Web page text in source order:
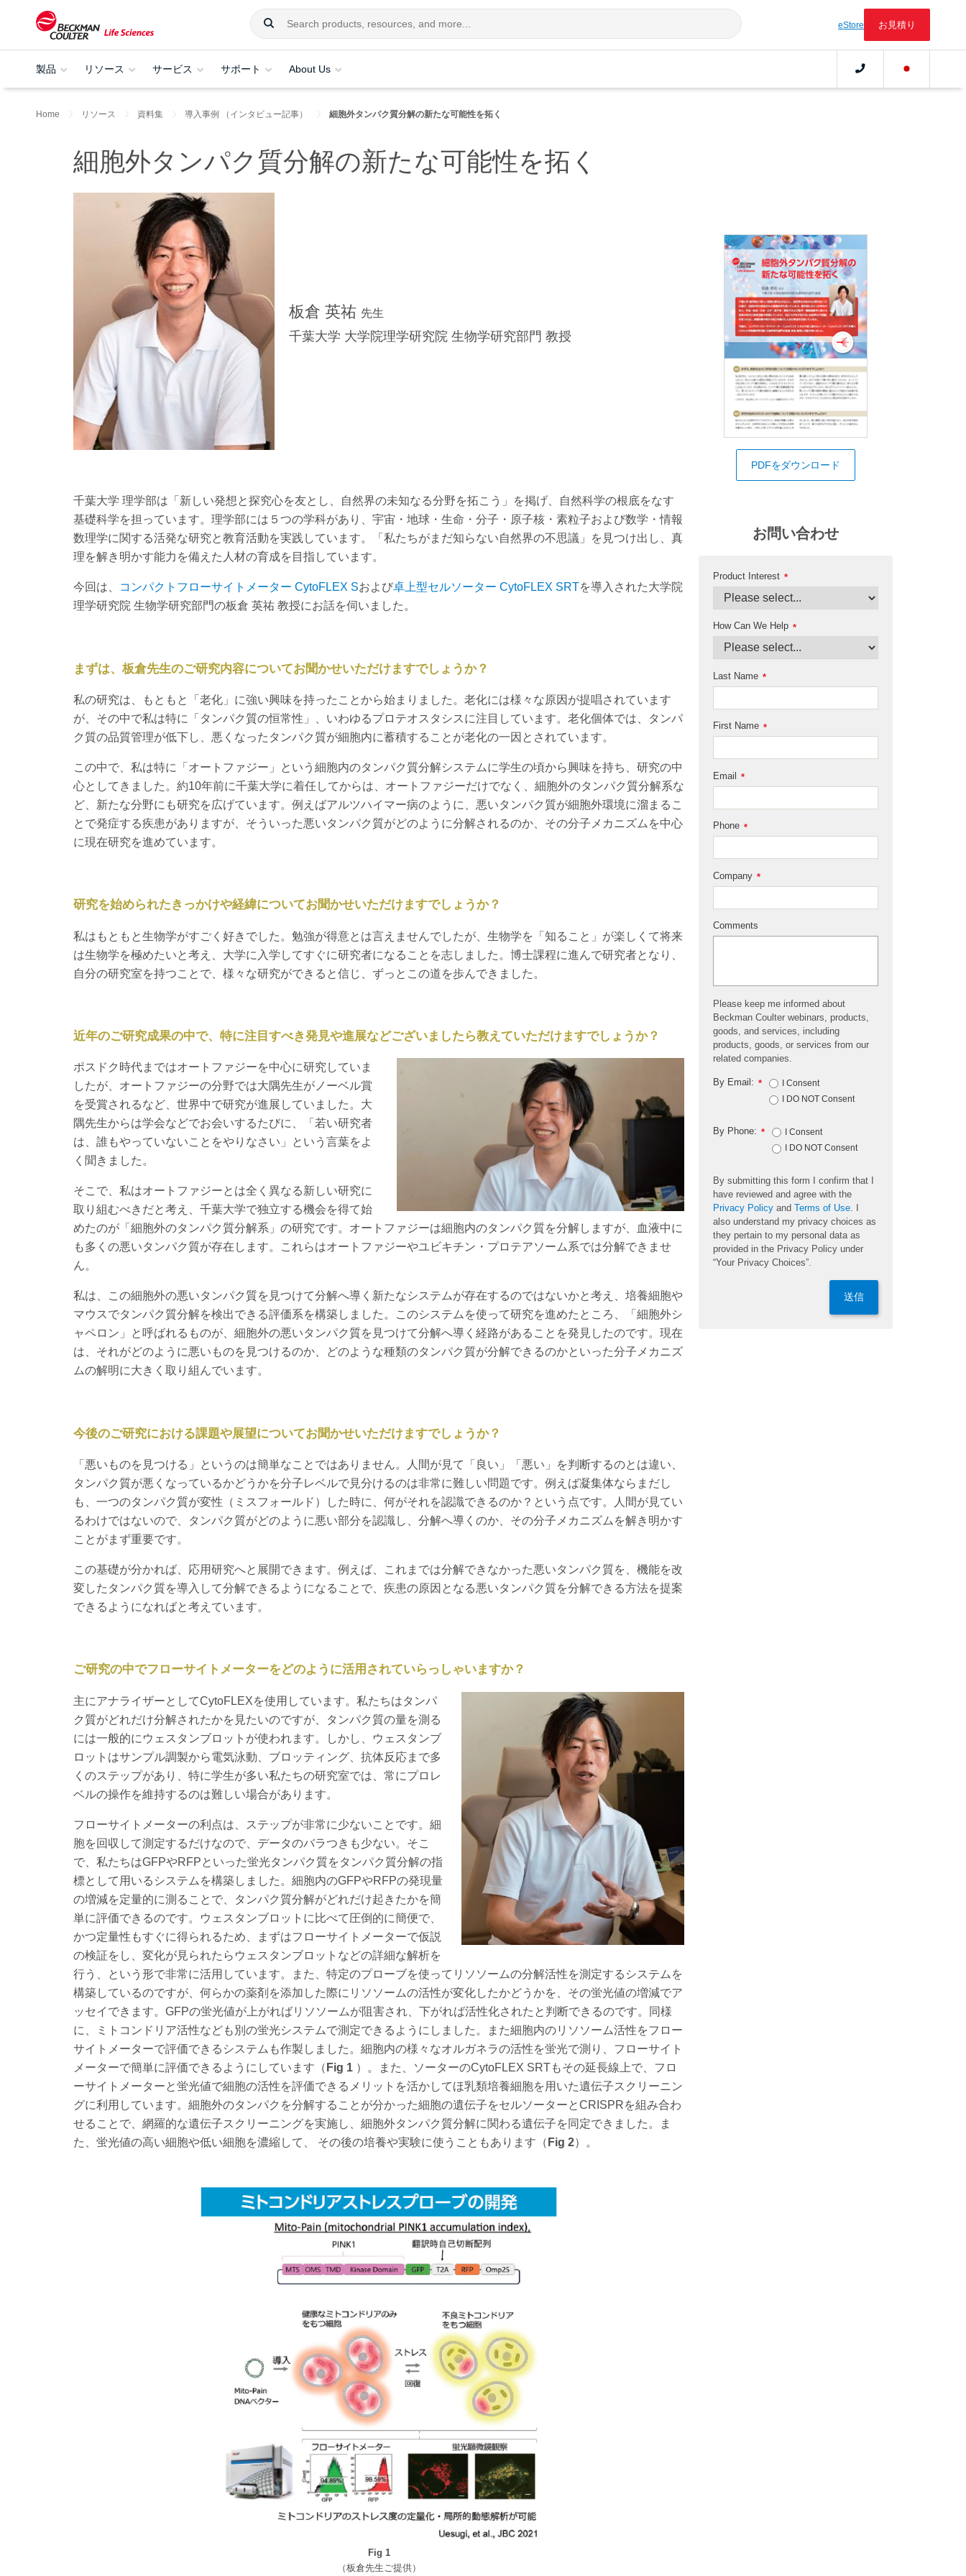
eStore お見積り
製品 リソース サービス サポート About Us
Home リソース 資料集 導入事例 （インタビュー記事） 細胞外タンパク質分解の新たな可能性を拓く
細胞外タンパク質分解の新たな可能性を拓く
板倉 英祐 先生
千葉大学 大学院理学研究院 生物学研究部門 教授
千葉大学 理学部は「新しい発想と探究心を友とし、自然界の未知なる分野を拓こう」を掲げ、自然科学の根底をなす
基礎科学を担っています。理学部には５つの学科があり、宇宙・地球・生命・分子・原子核・素粒子および数学・情報
数理学に関する活発な研究と教育活動を実践しています。「私たちがまだ知らない自然界の不思議」を見つけ出し、真
理を解き明かす能力を備えた人材の育成を目指しています。
今回は、 コンパクトフローサイトメーター CytoFLEX Sおよび卓上型セルソーター CytoFLEX SRTを導入された大学院
理学研究院 生物学研究部門の板倉 英祐 教授にお話を伺いました。
まずは、板倉先生のご研究内容についてお聞かせいただけますでしょうか？
私の研究は、もともと「老化」に強い興味を持ったことから始まりました。老化には様々な原因が提唱されています
が、その中で私は特に「タンパク質の恒常性」、いわゆるプロテオスタシスに注目しています。老化個体では、タンパ
ク質の品質管理が低下し、悪くなったタンパク質が細胞内に蓄積することが老化の一因とされています。
この中で、私は特に「オートファジー」という細胞内のタンパク質分解システムに学生の頃から興味を持ち、研究の中
心としてきました。約10年前に千葉大学に着任してからは、オートファジーだけでなく、細胞外のタンパク質分解系な
ど、新たな分野にも研究を広げています。例えばアルツハイマー病のように、悪いタンパク質が細胞外環境に溜まるこ
とで発症する疾患がありますが、そういった悪いタンパク質がどのように分解されるのか、その分子メカニズムを中心
に現在研究を進めています。
研究を始められたきっかけや経緯についてお聞かせいただけますでしょうか？
私はもともと生物学がすごく好きでした。勉強が得意とは言えませんでしたが、生物学を「知ること」が楽しくて将来
は生物学を極めたいと考え、大学に入学してすぐに研究者になることを志しました。博士課程に進んで研究者となり、
自分の研究室を持つことで、様々な研究ができると信じ、ずっとこの道を歩んできました。
近年のご研究成果の中で、特に注目すべき発見や進展などございましたら教えていただけますでしょうか？
ポスドク時代まではオートファジーを中心に研究していま
したが、オートファジーの分野では大隅先生がノーベル賞
を受賞されるなど、世界中で研究が進展していました。大
隅先生からは学会などでお会いするたびに、「若い研究者
は、誰もやっていないことをやりなさい」という言葉をよ
く聞きました。
そこで、私はオートファジーとは全く異なる新しい研究に
取り組むべきだと考え、千葉大学で独立する機会を得て始
めたのが「細胞外のタンパク質分解系」の研究です。オートファジーは細胞内のタンパク質を分解しますが、血液中に
も多くの悪いタンパク質が存在します。これらはオートファジーやユビキチン・プロテアソーム系では分解できませ
ん。
私は、この細胞外の悪いタンパク質を見つけて分解へ導く新たなシステムが存在するのではないかと考え、培養細胞や
マウスでタンパク質分解を検出できる評価系を構築しました。このシステムを使って研究を進めたところ、「細胞外シ
ャペロン」と呼ばれるものが、細胞外の悪いタンパク質を見つけて分解へ導く経路があることを発見したのです。現在
は、それがどのように悪いものを見つけるのか、どのような種類のタンパク質が分解できるのかといった分子メカニズ
ムの解明に大きく取り組んでいます。
今後のご研究における課題や展望についてお聞かせいただけますでしょうか？
「悪いものを見つける」というのは簡単なことではありません。人間が見て「良い」「悪い」を判断するのとは違い、
タンパク質が悪くなっているかどうかを分子レベルで見分けるのは非常に難しい問題です。例えば凝集体ならまだし
も、一つのタンパク質が変性（ミスフォールド）した時に、何がそれを認識できるのか？という点です。人間が見てい
るわけではないので、タンパク質がどのように悪い部分を認識し、分解へ導くのか、その分子メカニズムを解き明かす
ことがまず重要です。
この基礎が分かれば、応用研究へと展開できます。例えば、これまでは分解できなかった悪いタンパク質を、機能を改
変したタンパク質を導入して分解できるようになることで、疾患の原因となる悪いタンパク質を分解できる方法を提案
できるようになればと考えています。
ご研究の中でフローサイトメーターをどのように活用されていらっしゃいますか？
主にアナライザーとしてCytoFLEXを使用しています。私たちはタンパ
ク質がどれだけ分解されたかを見たいのですが、タンパク質の量を測る
には一般的にウェスタンブロットが使われます。しかし、ウェスタンブ
ロットはサンプル調製から電気泳動、ブロッティング、抗体反応まで多
くのステップがあり、特に学生が多い私たちの研究室では、常にプロレ
ベルの操作を維持するのは難しい場合があります。
フローサイトメーターの利点は、ステップが非常に少ないことです。細
胞を回収して測定するだけなので、データのバラつきも少ない。そこ
で、私たちはGFPやRFPといった蛍光タンパク質をタンパク質分解の指
標として用いるシステムを構築しました。細胞内のGFPやRFPの発現量
の増減を定量的に測ることで、タンパク質分解がどれだけ起きたかを簡
単に評価できるのです。ウェスタンブロットに比べて圧倒的に簡便で、
かつ定量性もすぐに得られるため、まずはフローサイトメーターで仮説
の検証をし、変化が見られたらウェスタンブロットなどの詳細な解析を
行う、という形で非常に活用しています。また、特定のプローブを使ってリソソームの分解活性を測定するシステムを
構築しているのですが、何らかの薬剤を添加した際にリソソームの活性が変化したかどうかを、その蛍光値の増減でア
ッセイできます。GFPの蛍光値が上がればリソソームが阻害され、下がれば活性化されたと判断できるのです。同様
に、ミトコンドリア活性なども別の蛍光システムで測定できるようにしました。また細胞内のリソソーム活性をフロー
サイトメーターで評価できるシステムも作製しました。細胞内の様々なオルガネラの活性を蛍光で測り、フローサイト
メーターで簡単に評価できるようにしています（ Fig 1 ）。また、ソーターのCytoFLEX SRTもその延長線上で、フロ
ーサイトメーターと蛍光値で細胞の活性を評価できるメリットを活かしてほ乳類培養細胞を用いた遺伝子スクリーニン
グに利用しています。細胞外のタンパクを分解することが分かった細胞の遺伝子をセルソーターとCRISPRを組み合わ
せることで、網羅的な遺伝子スクリーニングを実施し、細胞外タンパク質分解に関わる遺伝子を同定できました。ま
た、蛍光値の高い細胞や低い細胞を濃縮して、 その後の培養や実験に使うこともあります（ Fig 2）。
Fig 1
（板倉先生ご提供）
PDFをダウンロード
お問い合わせ
*
Product Interest
*
How Can We Help
*
Last Name
*
First Name
*
Email
*
Phone
*
Company
Comments
Please keep me informed about
Beckman Coulter webinars, products,
goods, and services, including
products, goods, or services from our
related companies.
*
By Email:
I Consent
I DO NOT Consent
*
By Phone:
I Consent
I DO NOT Consent
By submitting this form I confirm that I
have reviewed and agree with the
Privacy Policy and Terms of Use. I
also understand my privacy choices as
they pertain to my personal data as
provided in the Privacy Policy under
“Your Privacy Choices”.
送信